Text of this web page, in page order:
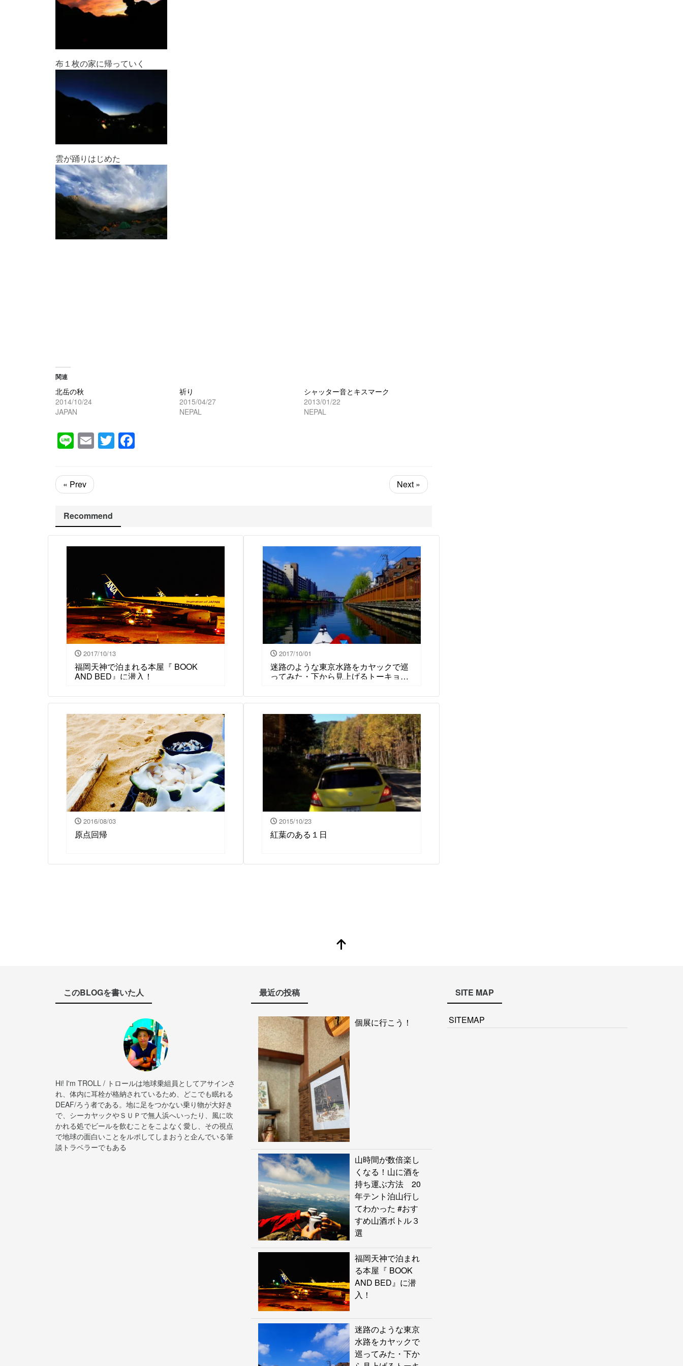
布１枚の家に帰っていく
雲が踊りはじめた
関連
北岳の秋
2014/10/24
JAPAN
祈り
2015/04/27
NEPAL
シャッター音とキスマーク
2013/01/22
NEPAL
LineEmailTwitter
« Prev Next »
Recommend
2017/10/13
福岡天神で泊まれる本屋『 BOOK
AND BED』に潜入！
2017/10/01
迷路のような東京水路をカヤックで巡
ってみた・下から見上げるトーキョ
2016/08/03
原点回帰
2015/10/23
紅葉のある１日
このBLOGを書いた人
Hi! I'm TROLL / トロールは地球乗組員としてアサインさ
れ、体内に耳栓が格納されているため、どこでも眠れる
DEAF/ろう者である。地に足をつかない乗り物が大好き
で、シーカヤックやＳＵＰで無人浜へいったり、風に吹
かれる処でビールを飲むことをこよなく愛し、その視点
で地球の面白いことをルポしてしまおうと企んでいる筆
談トラベラーでもある
最近の投稿
個展に行こう！
山時間が数倍楽し
くなる！山に酒を
持ち運ぶ方法 20
年テント泊山行し
てわかった #おす
すめ山酒ボトル３
選
福岡天神で泊まれ
る本屋『 BOOK
AND BED』に潜
入！
迷路のような東京
水路をカヤックで
巡ってみた・下か
SITE MAP
SITEMAP